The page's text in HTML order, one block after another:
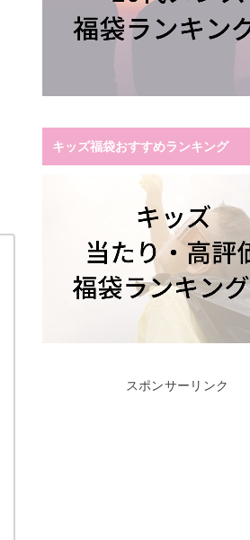
キッズ福袋おすすめランキング
スポンサーリンク